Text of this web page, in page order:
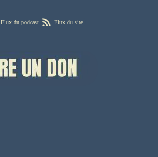
Flux du podcast Flux du site